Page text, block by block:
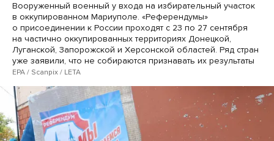
Вооруженный военный у входа на избирательный участок
в оккупированном Мариуполе. «Референдумы»
о присоединении к России проходят с 23 по 27 сентября
на частично оккупированных территориях Донецкой,
Луганской, Запорожской и Херсонской областей. Ряд стран
уже заявили, что не собираются признавать их результаты
EPA / Scanpix / LETA